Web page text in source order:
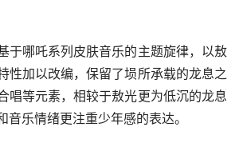
于哪吒系列皮肤音乐的主题旋律，以敖
性加以改编，保留了埙所承载的龙息之
唱等元素，相较于敖光更为低沉的龙息
音乐情绪更注重少年感的表达。